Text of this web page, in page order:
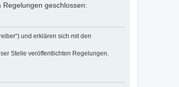
Regelungen geschlossen:
und erklären sich mit den
Stelle veröffentlichten Regelungen.